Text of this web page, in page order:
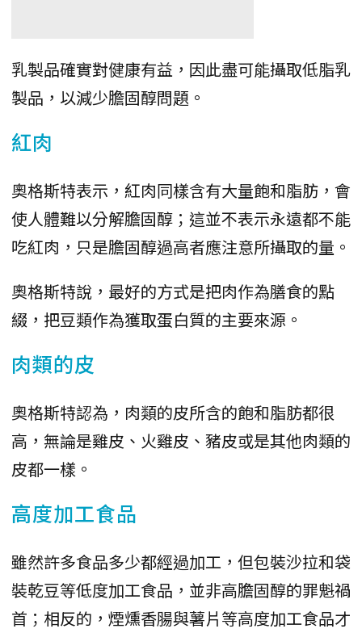
乳製品確實對健康有益，因此盡可能攝取低脂乳
製品，以減少膽固醇問題。
紅肉
奧格斯特表示，紅肉同樣含有大量飽和脂肪，會
使人體難以分解膽固醇；這並不表示永遠都不能
吃紅肉，只是膽固醇過高者應注意所攝取的量。
奧格斯特說，最好的方式是把肉作為膳食的點
綴，把豆類作為獲取蛋白質的主要來源。
肉類的皮
奧格斯特認為，肉類的皮所含的飽和脂肪都很
高，無論是雞皮、火雞皮、豬皮或是其他肉類的
皮都一樣。
高度加工食品
雖然許多食品多少都經過加工，但包裝沙拉和袋
裝乾豆等低度加工食品，並非高膽固醇的罪魁禍
首；相反的，煙燻香腸與薯片等高度加工食品才